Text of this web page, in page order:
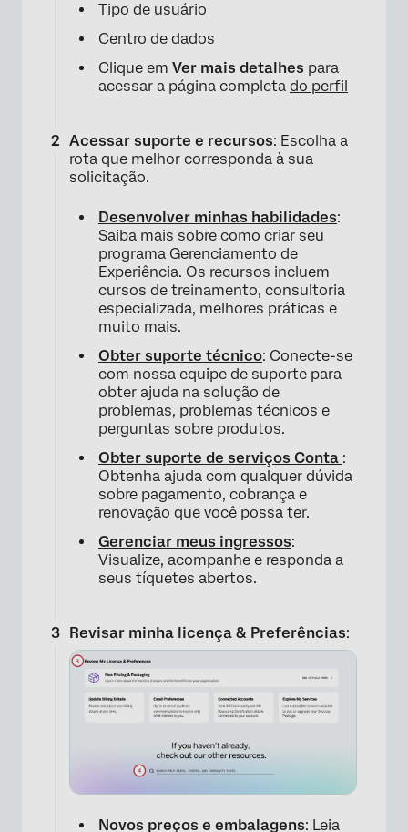
×
Tipo de usuário
Centro de dados
Clique em Ver mais detalhes para
acessar a página completa do perfil
Acessar suporte e recursos: Escolha a
rota que melhor corresponda à sua
solicitação.
Desenvolver minhas habilidades:
Saiba mais sobre como criar seu
programa Gerenciamento de
Experiência. Os recursos incluem
cursos de treinamento, consultoria
especializada, melhores práticas e
muito mais.
Obter suporte técnico: Conecte-se
com nossa equipe de suporte para
obter ajuda na solução de
problemas, problemas técnicos e
perguntas sobre produtos.
Obter suporte de serviços Conta :
Obtenha ajuda com qualquer dúvida
sobre pagamento, cobrança e
renovação que você possa ter.
Gerenciar meus ingressos:
Visualize, acompanhe e responda a
seus tíquetes abertos.
Revisar minha licença & Preferências:
Novos preços e embalagens: Leia